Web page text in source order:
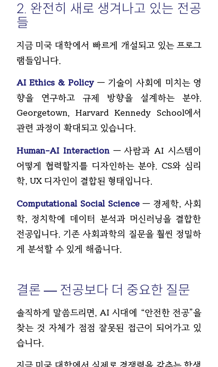
2. 완전히 새로 생겨나고 있는 전공
들
지금 미국 대학에서 빠르게 개설되고 있는 프로그
램들입니다.
AI Ethics & Policy— 기술이 사회에 미치는 영
향을 연구하고 규제 방향을 설계하는 분야.
Georgetown, Harvard Kennedy School에서
관련 과정이 확대되고 있습니다.
Human-AI Interaction— 사람과 AI 시스템이
어떻게 협력할지를 디자인하는 분야. CS와 심리
학, UX 디자인이 결합된 형태입니다.
Computational Social Science— 경제학, 사회
학, 정치학에 데이터 분석과 머신러닝을 결합한
전공입니다. 기존 사회과학의 질문을 훨씬 정밀하
게 분석할 수 있게 해줍니다.
결론 — 전공보다 더 중요한 질문
솔직하게 말씀드리면, AI 시대에 “안전한 전공”을
찾는 것 자체가 점점 잘못된 접근이 되어가고 있
습니다.